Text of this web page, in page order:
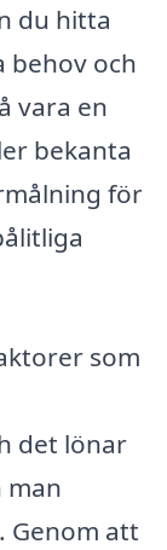
du hitta
behov och
vara en
bekanta
för
som
det lönar
man
Genom att